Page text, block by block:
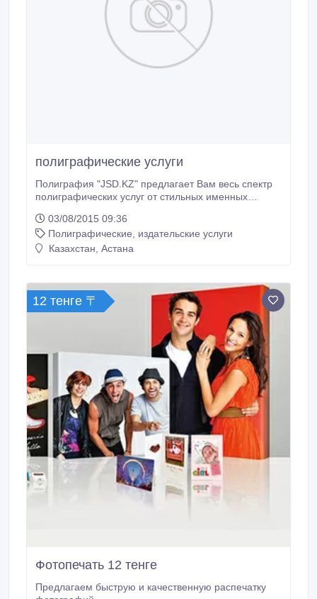
полиграфические услуги
Полиграфия "JSD.KZ" предлагает Вам весь спектр
полиграфических услуг от стильных именных
брошюр. Быстрые сроки, имеется система скидок.
возможна доставка готовой продукции. график
работы: с 10.00 до 20.00 без обеда и выходных.
03/08/2015 09:36
Полиграфические, издательские услуги
Казахстан, Астана
12 тенге 〒
Фотопечать 12 тенге
Предлагаем быструю и качественную распечатку